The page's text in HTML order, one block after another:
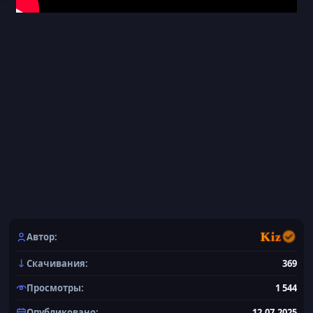
Автор Kiz
Скачивания
369
Просмотры
1 544